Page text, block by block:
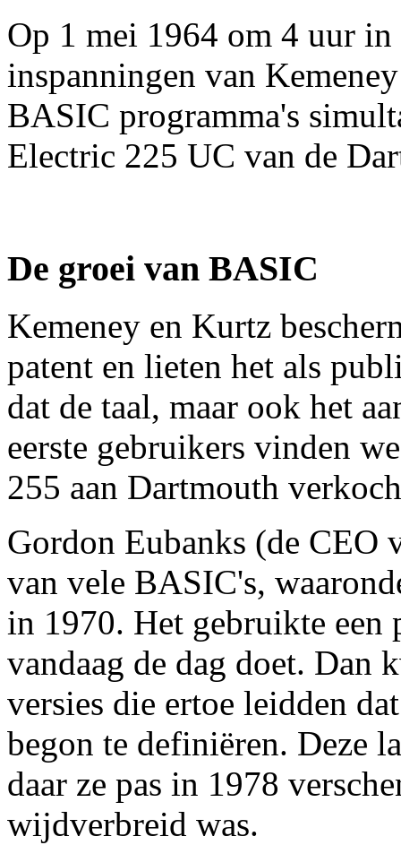
Op 1 mei 1964 om 4 uur in
inspanningen van
BASIC programma's
Electric 225 UC van de
De groei van BASIC
Kemeney en Kurtz
patent en lieten het als
dat de taal, maar ook het
eerste gebruikers vinden
255 aan Dartmouth
Gordon Eubanks (de CEO
van vele BASIC's,
in 1970. Het gebruikte een
vandaag de dag doet. Dan
versies die ertoe leidden
begon te definiëren. Deze
daar ze pas in 1978
wijdverbreid was.